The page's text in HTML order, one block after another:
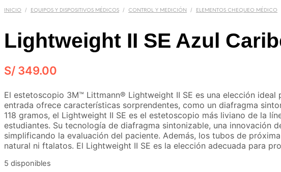
INICIO / EQUIPOS Y DISPOSITIVOS MÉDICOS / CONTROL Y MEDICIÓN / ELEMENTOS CHEQUEO MÉDICO
Lightweight II SE Azul
S/ 349.00
El estetoscopio 3M™ Littmann® Lightweight II SE es una elección
entrada ofrece características sorprendentes, como un diafragma
118 gramos, el Lightweight II SE es el estetoscopio más liviano de la
estudiantes. Su tecnología de diafragma sintonizable, una innovación
simplificando la evaluación del paciente. Además, los tubos de
natural ni ftalatos. El Lightweight II SE es la elección adecuada para
5 disponibles